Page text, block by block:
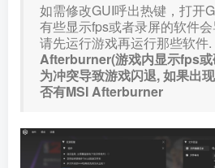
如需修改GUI呼出热键，打开
有些显示fps或者录屏的软件
请先运行游戏再运行那些软件.
Afterburner(游戏内显示fps或
为冲突导致游戏闪退, 如果出
否有MSI Afterburner